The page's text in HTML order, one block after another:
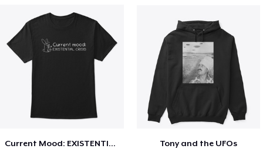
Current Mood: EXISTENTIAL CRISIS Tony and the UFOs